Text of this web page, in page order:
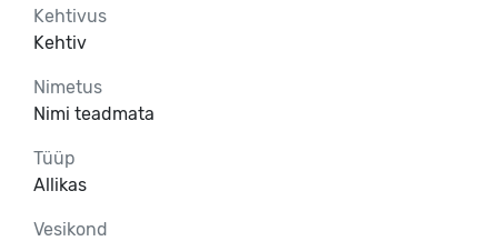
Kehtivus
Kehtiv
Nimetus
Nimi teadmata
Tüüp
Allikas
Vesikond